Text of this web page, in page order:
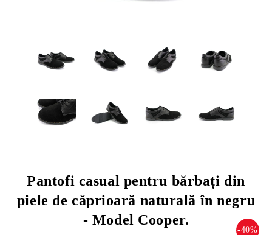
Pantofi casual pentru bărbați din
piele de căprioară naturală în negru
- Model Cooper.
-40%